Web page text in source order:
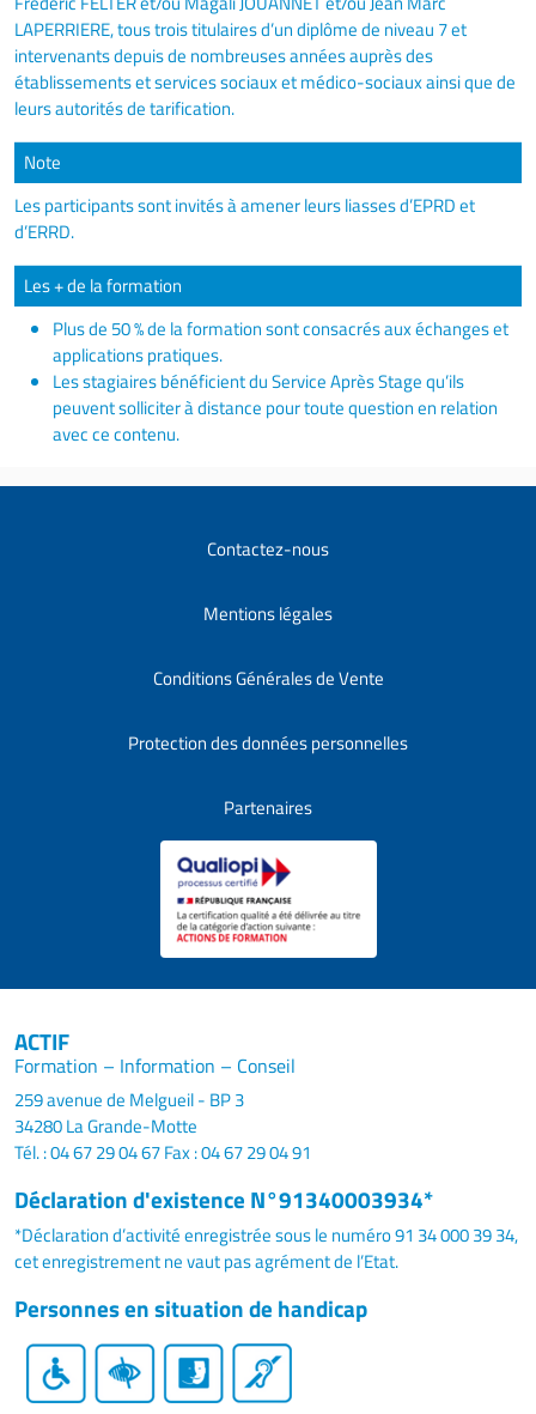
LAPERRIERE, tous trois titulaires d’un diplôme de niveau 7 et
intervenants depuis de nombreuses années auprès des
établissements et services sociaux et médico-sociaux ainsi que de
leurs autorités de tarification.
Note
Les participants sont invités à amener leurs liasses d’EPRD et
d’ERRD.
Les + de la formation
Plus de 50 % de la formation sont consacrés aux échanges et
applications pratiques.
Les stagiaires bénéficient du Service Après Stage qu’ils
peuvent solliciter à distance pour toute question en relation
avec ce contenu.
Contactez-nous
Mentions légales
Conditions Générales de Vente
Protection des données personnelles
Partenaires
ACTIF
Formation – Information – Conseil
259 avenue de Melgueil - BP 3
34280 La Grande-Motte
Tél. : 04 67 29 04 67Fax : 04 67 29 04 91
Déclaration d'existence N°91340003934*
*Déclaration d’activité enregistrée sous le numéro 91 34 000 39 34,
cet enregistrement ne vaut pas agrément de l’Etat.
Personnes en situation de handicap